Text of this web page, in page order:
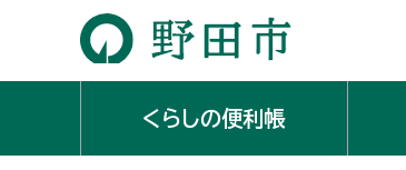
くらしの便利帳